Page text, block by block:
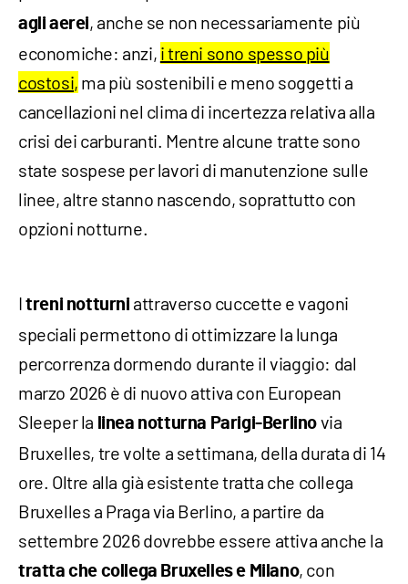
agli aerei, anche se non necessariamente più
economiche: anzi, i treni sono spesso più
costosi, ma più sostenibili e meno soggetti a
cancellazioni nel clima di incertezza relativa alla
crisi dei carburanti. Mentre alcune tratte sono
state sospese per lavori di manutenzione sulle
linee, altre stanno nascendo, soprattutto con
opzioni notturne.
I treni notturni attraverso cuccette e vagoni
speciali permettono di ottimizzare la lunga
percorrenza dormendo durante il viaggio: dal
marzo 2026 è di nuovo attiva con European
Sleeper la linea notturna Parigi-Berlino via
Bruxelles, tre volte a settimana, della durata di 14
ore. Oltre alla già esistente tratta che collega
Bruxelles a Praga via Berlino, a partire da
settembre 2026 dovrebbe essere attiva anche la
tratta che collega Bruxelles e Milano, con